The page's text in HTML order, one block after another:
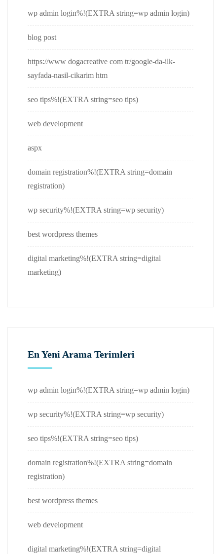
wp admin login%!(EXTRA string=wp admin login)
blog post
https://www dogacreative com tr/google-da-ilk-
sayfada-nasil-cikarim htm
seo tips%!(EXTRA string=seo tips)
web development
aspx
domain registration%!(EXTRA string=domain
registration)
wp security%!(EXTRA string=wp security)
best wordpress themes
digital marketing%!(EXTRA string=digital
marketing)
En Yeni Arama Terimleri
wp admin login%!(EXTRA string=wp admin login)
wp security%!(EXTRA string=wp security)
seo tips%!(EXTRA string=seo tips)
domain registration%!(EXTRA string=domain
registration)
best wordpress themes
web development
digital marketing%!(EXTRA string=digital